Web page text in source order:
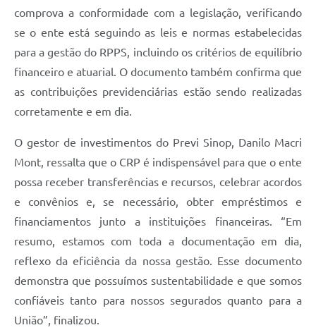
comprova a conformidade com a legislação, verificando
se o ente está seguindo as leis e normas estabelecidas
para a gestão do RPPS, incluindo os critérios de equilíbrio
financeiro e atuarial. O documento também confirma que
as contribuições previdenciárias estão sendo realizadas
corretamente e em dia.
O gestor de investimentos do Previ Sinop, Danilo Macri
Mont, ressalta que o CRP é indispensável para que o ente
possa receber transferências e recursos, celebrar acordos
e convênios e, se necessário, obter empréstimos e
financiamentos junto a instituições financeiras. “Em
resumo, estamos com toda a documentação em dia,
reflexo da eficiência da nossa gestão. Esse documento
demonstra que possuímos sustentabilidade e que somos
confiáveis tanto para nossos segurados quanto para a
União”, finalizou.